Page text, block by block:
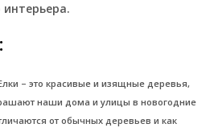
– это красивые и изящные деревья,
наши дома и улицы в новогодние
от обычных деревьев и как